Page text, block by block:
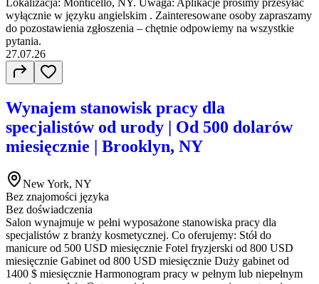
Lokalizacja: Monticello, NY. Uwaga: Aplikacje prosimy przesyłać
wyłącznie w języku angielskim . Zainteresowane osoby zapraszamy
do pozostawienia zgłoszenia – chętnie odpowiemy na wszystkie
pytania.
27.07.26
Wynajem stanowisk pracy dla
specjalistów od urody | Od 500 dolarów
miesięcznie | Brooklyn, NY
New York, NY
Bez znajomości języka
Bez doświadczenia
Salon wynajmuje w pełni wyposażone stanowiska pracy dla
specjalistów z branży kosmetycznej. Co oferujemy: Stół do
manicure od 500 USD miesięcznie Fotel fryzjerski od 800 USD
miesięcznie Gabinet od 800 USD miesięcznie Duży gabinet od
1400 $ miesięcznie Harmonogram pracy w pełnym lub niepełnym